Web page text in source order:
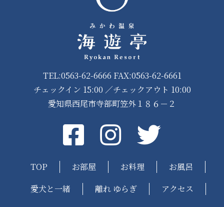
TEL:0563-62-6666 FAX:0563-62-6661
チェックイン 15:00 ／チェックアウト 10:00
愛知県西尾市寺部町笠外１８６－２
FacebookinstagramTwitter
TOP お部屋 お料理
お風呂
愛犬と一緒
離れ ゆらぎ
アクセス